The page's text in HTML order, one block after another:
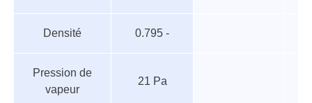
Densité 0.795 -
Pression de
vapeur
21 Pa